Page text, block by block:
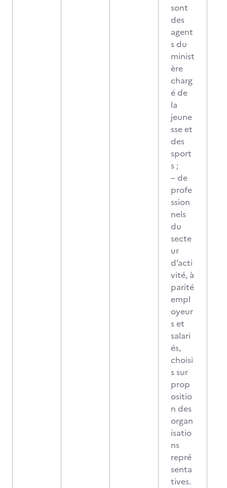
sont
des
agent
s du
minist
ère
charg
é de
la
jeune
sse et
des
sport
s ;
– de
profe
ssion
nels
du
secte
ur
d’acti
vité, à
parité
empl
oyeur
s et
salari
és,
choisi
s sur
prop
ositio
n des
organ
isatio
ns
repré
senta
tives.